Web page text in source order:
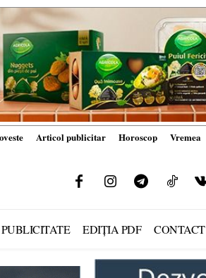
Articol publicitar Horoscop Vremea
EDIȚIA PDF CONTACT